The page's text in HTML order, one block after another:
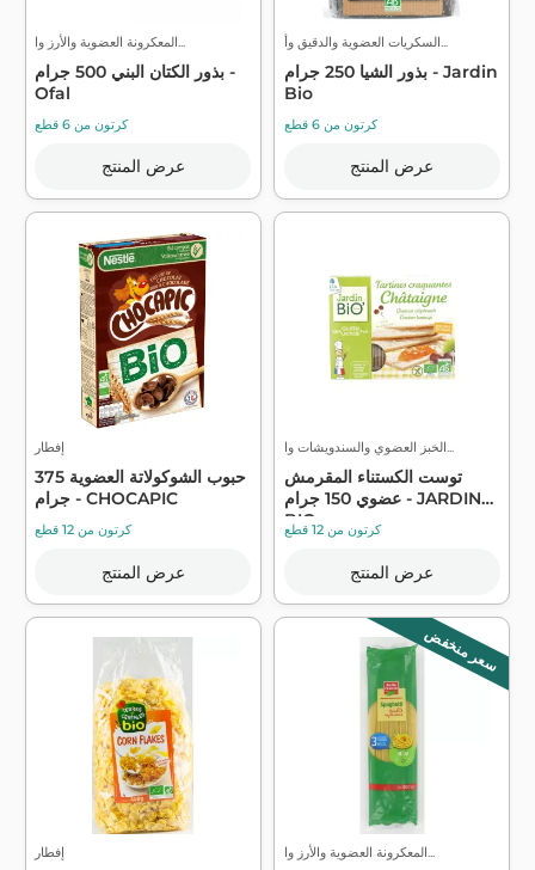
بذور الكتان البني 500 جرام -
Ofal
كرتون من 6 قطع
عرض المنتج
بذور الشيا 250 جرام - Jardin
Bio
كرتون من 6 قطع
عرض المنتج
إفطار
حبوب الشوكولاتة العضوية 375
جرام - CHOCAPIC
كرتون من 12 قطع
عرض المنتج
توست الكستناء المقرمش
عضوي 150 جرام - JARDIN
BIO كرتون من 12 قطع
عرض المنتج
إفطار
سعر منخفض
المعكرونة العضوية والأرز وا...